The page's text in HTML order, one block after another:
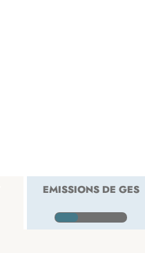
EMISSIONS DE GES